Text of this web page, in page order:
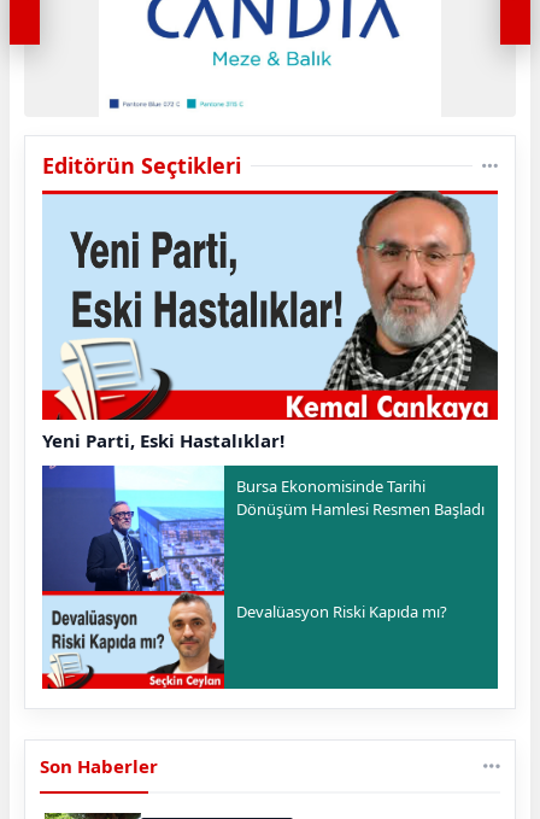
Editörün Seçtikleri
Yeni Parti, Eski Hastalıklar!
Bursa Ekonomisinde Tarihi
Dönüşüm Hamlesi Resmen Başladı
Devalüasyon Riski Kapıda mı?
Son Haberler